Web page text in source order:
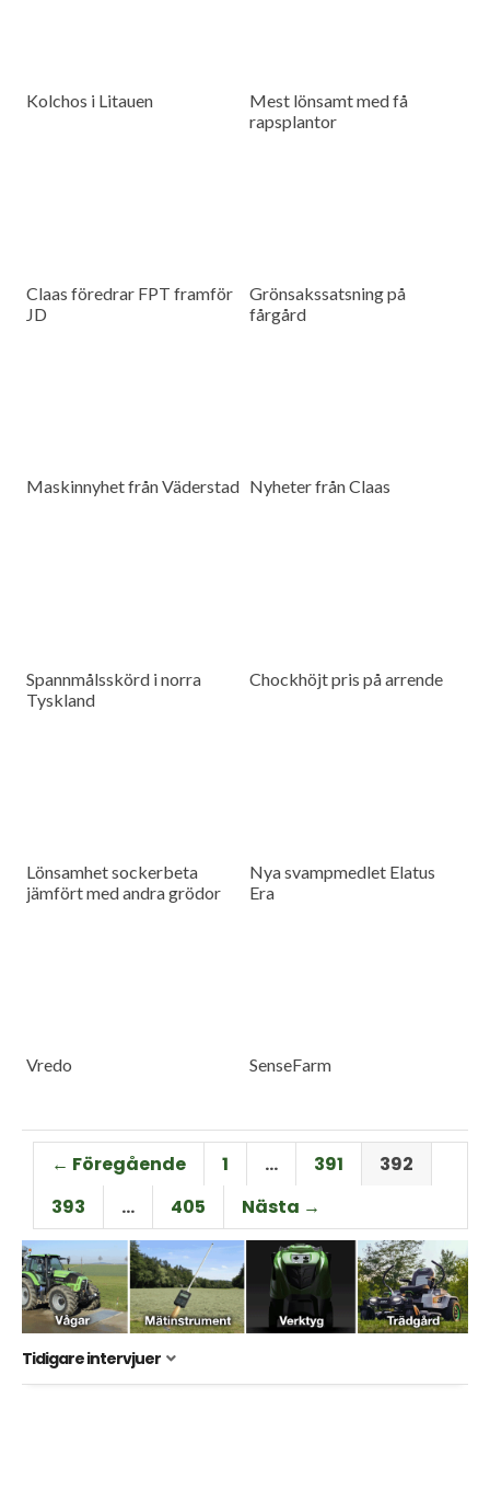
Kolchos i Litauen
Mest lönsamt med få
rapsplantor
Claas föredrar FPT framför
JD
Grönsakssatsning på
fårgård
Maskinnyhet från Väderstad Nyheter från Claas
Spannmålsskörd i norra
Tyskland
Chockhöjt pris på arrende
Lönsamhet sockerbeta
jämfört med andra grödor
Nya svampmedlet Elatus
Era
Vredo SenseFarm
← Föregående 1 … 391
392
393
… 405 Nästa →
Tidigare intervjuer